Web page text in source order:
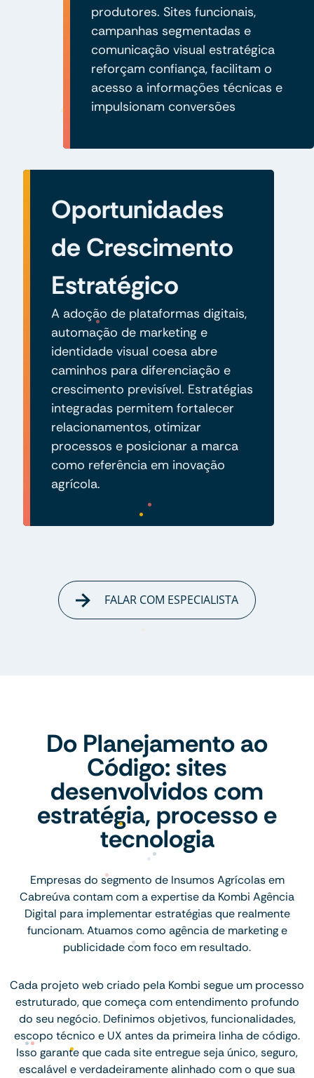
produtores. Sites funcionais,
campanhas segmentadas e
comunicação visual estratégica
reforçam confiança, facilitam o
acesso a informações técnicas e
impulsionam conversões
Oportunidades
de Crescimento
Estratégico
A adoção de plataformas digitais,
automação de marketing e
identidade visual coesa abre
caminhos para diferenciação e
crescimento previsível. Estratégias
integradas permitem fortalecer
relacionamentos, otimizar
processos e posicionar a marca
como referência em inovação
agrícola.
FALAR COM ESPECIALISTA
Do Planejamento ao
Código: sites
desenvolvidos com
estratégia, processo e
tecnologia
Empresas do segmento de Insumos Agrícolas em
Cabreúva contam com a expertise da Kombi Agência
Digital para implementar estratégias que realmente
funcionam. Atuamos como agência de marketing e
publicidade com foco em resultado.
Cada projeto web criado pela Kombi segue um processo
estruturado, que começa com entendimento profundo
do seu negócio. Definimos objetivos, funcionalidades,
escopo técnico e UX antes da primeira linha de código.
Isso garante que cada site entregue seja único, seguro,
escalável e verdadeiramente alinhado com o que sua